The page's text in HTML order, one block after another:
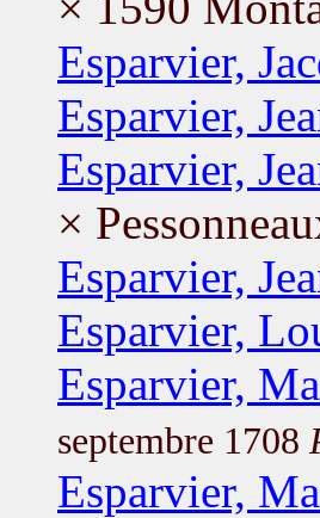
Esparvier,
Esparvier,
Esparvier,
×
Esparvier,
Esparvier,
Esparvier,
septembre 1708
Esparvier,